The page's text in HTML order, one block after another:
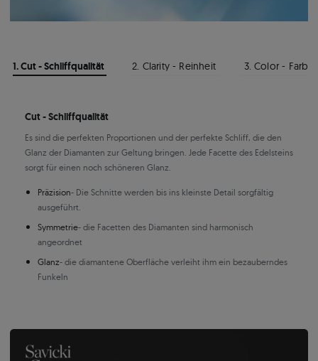
1. Cut - Schliffqualität 2. Clarity - Reinheit 3. Color - Farbe
Cut - Schliffqualität
Es sind die perfekten Proportionen und der perfekte Schliff, die den
Glanz der Diamanten zur Geltung bringen. Jede Facette des Edelsteins
sorgt für einen noch schöneren Glanz.
Präzision- Die Schnitte werden bis ins kleinste Detail sorgfältig
ausgeführt.
Symmetrie- die Facetten des Diamanten sind harmonisch
angeordnet
Glanz- die diamantene Oberfläche verleiht ihm ein bezauberndes
Funkeln